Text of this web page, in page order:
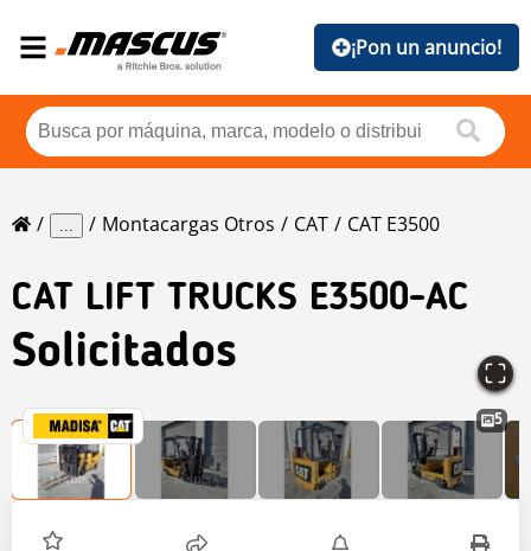
¡Pon un anuncio!
... Montacargas Otros CAT CAT E3500
CAT LIFT TRUCKS E3500-AC
Solicitados
5